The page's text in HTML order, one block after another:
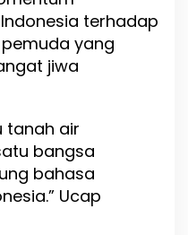
terhadap
yang
jiwa
tanah air
bangsa
bahasa
Ucap